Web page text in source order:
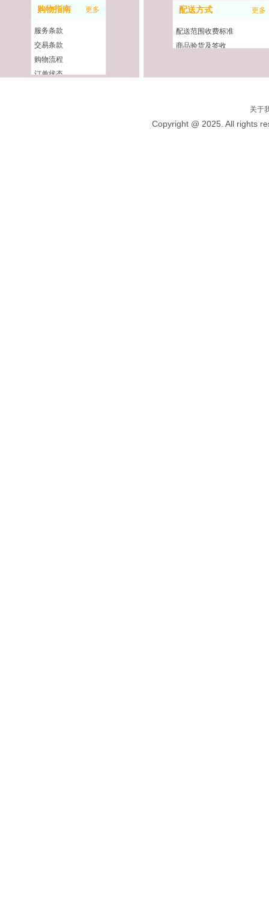
购物指南 更多
服务条款
交易条款
购物流程
订单状态
配送方式 更多
配送范围收费标准
商品验货及签收
关于
Copyright @ 2025. All rights